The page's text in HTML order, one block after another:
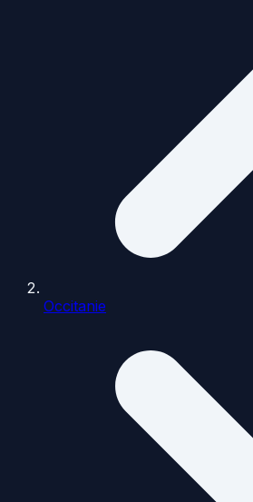
Occitanie